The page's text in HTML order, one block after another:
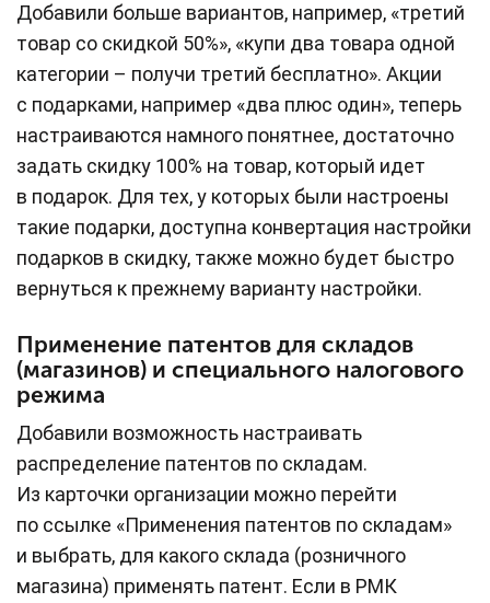
Добавили больше вариантов, например, «третий
товар со скидкой 50%», «купи два товара одной
категории – получи третий бесплатно». Акции
с подарками, например «два плюс один», теперь
настраиваются намного понятнее, достаточно
задать скидку 100% на товар, который идет
в подарок. Для тех, у которых были настроены
такие подарки, доступна конвертация настройки
подарков в скидку, также можно будет быстро
вернуться к прежнему варианту настройки.
Применение патентов для складов
(магазинов) и специального налогового
режима
Добавили возможность настраивать
распределение патентов по складам.
Из карточки организации можно перейти
по ссылке «Применения патентов по складам»
и выбрать, для какого склада (розничного
магазина) применять патент. Если в РМК